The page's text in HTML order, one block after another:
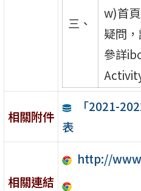
三、
w)首
疑問
參詳
相關附件
「2021-
表
相關連結
http://